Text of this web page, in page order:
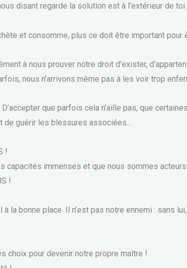
disant regarde la solution est à l’extérieur de toi
et consomme, plus ce doit être important
à nous prouver notre droit d’exister,
nous n’arrivons même pas à les voir trop
que parfois cela n’aille pas, que
de guérir les blessures associées…
!
capacités immenses et que nous sommes
!
la bonne place. Il n’est pas notre ennemi : sans
choix pour devenir notre propre maître !